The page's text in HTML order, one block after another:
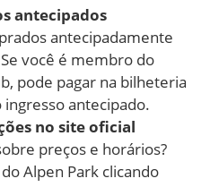
antecipados
antecipadamente
você é membro do
pode pagar na bilheteria
antecipado.
no site oficial
preços e horários?
Alpen Park clicando